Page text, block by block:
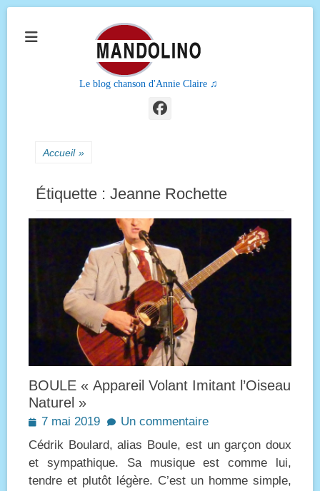
Le blog chanson d'Annie Claire ♫
Facebook
Accueil »
Étiquette : Jeanne Rochette
BOULE « Appareil Volant Imitant l’Oiseau
Naturel »
Posted
7 mai 2019
Un commentaire
Cédrik Boulard, alias Boule, est un garçon doux
et sympathique. Sa musique est comme lui,
tendre et plutôt légère. C’est un homme simple,